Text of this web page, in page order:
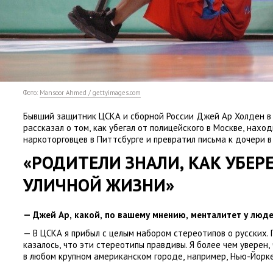
Фото: Mansoor Ahmed / gettyimages.com
Бывший защитник ЦСКА и сборной России Джей Ар Холден
рассказал о том, как убегал от полицейского в Москве,
наркоторговцев в Питтсбурге и превратил письма к дочери
«РОДИТЕЛИ ЗНАЛИ, КАК
УЛИЧНОЙ ЖИЗНИ»
— Джей Ар, какой, по вашему мнению, менталитет у
— В ЦСКА я прибыл с целым набором стереотипов о
казалось, что эти стереотипы правдивы. Я более чем уверен,
в любом крупном американском городе, например, Нью-